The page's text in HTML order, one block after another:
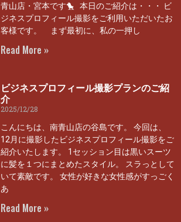
青山店・宮本です🐤 本日のご紹介は・・・ ビ
ジネスプロフィール撮影をご利用いただいたお
客様です。 まず最初に、私の一押し
Read More »
ビジネスプロフィール撮影プランのご紹
介
2025/12/28
こんにちは、南青山店の谷島です。 今回は、
12月に撮影したビジネスプロフィール撮影をご
紹介いたします。 1セッション目は黒いスーツ
に髪を１つにまとめたスタイル。 スラっとして
いて素敵です。 女性が好きな女性感がすっごく
あ
Read More »